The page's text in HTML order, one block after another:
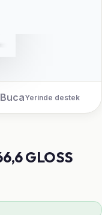
BucaYerinde destek
GLOSS